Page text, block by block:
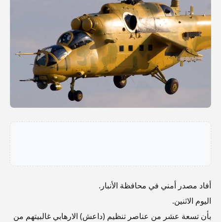
أفاد مصدر أمني في محافظة الأنبار.
اليوم الاثنين.
بأن تسعة عشر من عناصر تنظيم (داعش) الارهابي غالبيتهم من